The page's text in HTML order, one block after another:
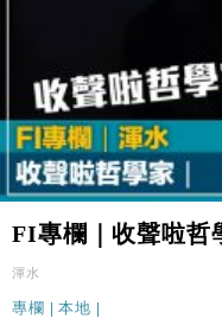
FI專欄｜收聲啦哲
渾水
專欄 |本地